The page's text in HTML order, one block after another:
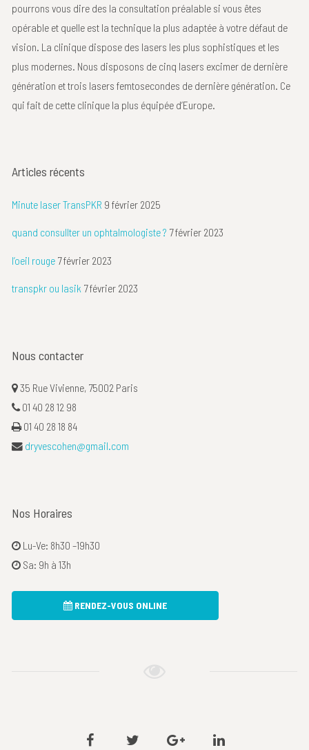
pourrons vous dire des la consultation préalable si vous êtes
opérable et quelle est la technique la plus adaptée à votre défaut de
vision. La clinique dispose des lasers les plus sophistiques et les
plus modernes. Nous disposons de cinq lasers excimer de dernière
génération et trois lasers femtosecondes de dernière génération. Ce
qui fait de cette clinique la plus équipée d’Europe.
Articles récents
Minute laser TransPKR 9 février 2025
quand consullter un ophtalmologiste ? 7 février 2023
l’oeil rouge 7 février 2023
transpkr ou lasik 7 février 2023
Nous contacter
35 Rue Vivienne, 75002 Paris
01 40 28 12 98
01 40 28 18 84
dryvescohen@gmail.com
Nos Horaires
Lu-Ve: 8h30 –19h30
Sa: 9h à 13h
RENDEZ-VOUS ONLINE
Facebook